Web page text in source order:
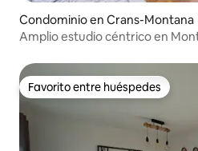
Condominio en Crans-Montana
Amplio estudio céntrico en
Favorito entre huéspedes
Favorito entre huéspedes